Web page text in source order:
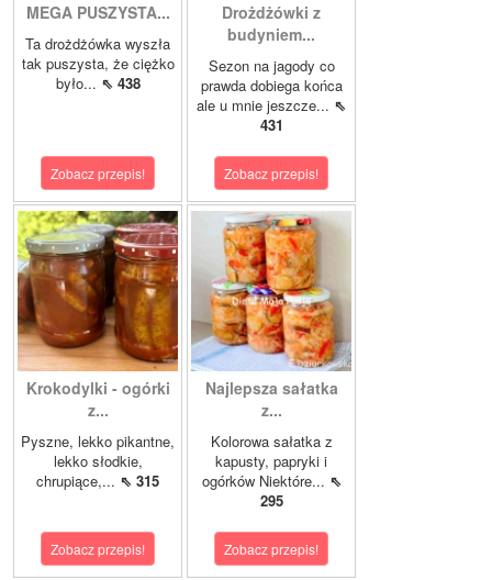
MEGA PUSZYSTA...
Ta drożdżówka wyszła
tak puszysta, że ciężko
było... ⇖ 438
Zobacz przepis!
Drożdżówki z
budyniem...
Sezon na jagody co
prawda dobiega końca
ale u mnie jeszcze... ⇖
431
Zobacz przepis!
Krokodylki - ogórki
z...
Pyszne, lekko pikantne,
lekko słodkie,
chrupiące,... ⇖ 315
Zobacz przepis!
Najlepsza sałatka
z...
Kolorowa sałatka z
kapusty, papryki i
ogórków Niektóre... ⇖
295
Zobacz przepis!